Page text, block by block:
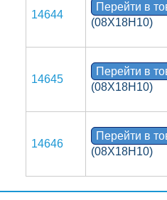
14644
Перейти в
(08Х18Н10)
14645
Перейти в
(08Х18Н10)
14646
Перейти в
(08Х18Н10)